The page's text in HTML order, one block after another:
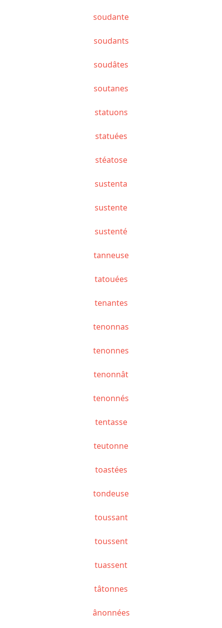
soudante
soudants
soudâtes
soutanes
statuons
statuées
stéatose
sustenta
sustente
sustenté
tanneuse
tatouées
tenantes
tenonnas
tenonnes
tenonnât
tenonnés
tentasse
teutonne
toastées
tondeuse
toussant
toussent
tuassent
tâtonnes
ânonnées